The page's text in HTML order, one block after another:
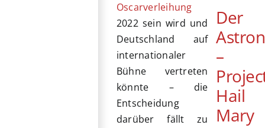
Oscarverleihung
2022 sein wird und
Deutschland auf
internationaler
Bühne vertreten
könnte – die
Entscheidung
darüber fällt zu
Der
–
Hail
Mary